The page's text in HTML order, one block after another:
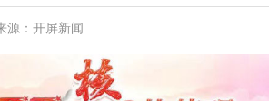
源：开屏新闻